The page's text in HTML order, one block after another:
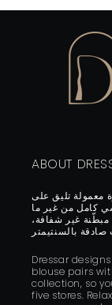
ABOUT
معمولة تليق على
كامل من غير ما
غير شفافة،
Dressar
blouse pairs
collection, so
five stores.